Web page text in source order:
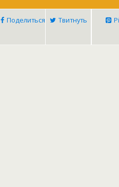
Поделиться Твитнуть